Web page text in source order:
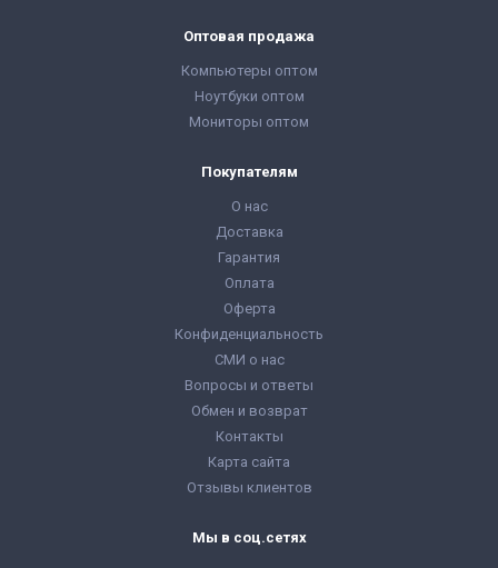
Оптовая продажа
Компьютеры оптом
Ноутбуки оптом
Мониторы оптом
Покупателям
О нас
Доставка
Гарантия
Оплата
Оферта
Конфиденциальность
СМИ о нас
Вопросы и ответы
Обмен и возврат
Контакты
Карта сайта
Отзывы клиентов
Мы в соц.сетях